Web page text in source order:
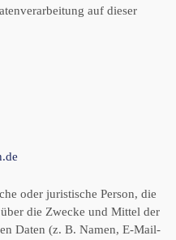
auf dieser
oder juristische Person, die
die Zwecke und Mittel der
Daten (z. B. Namen, E-Mail-